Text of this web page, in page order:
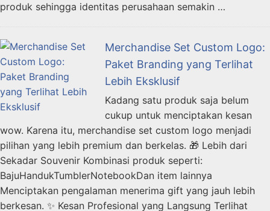
produk sehingga identitas perusahaan semakin …
Merchandise Set Custom Logo:
Paket Branding yang Terlihat
Lebih Eksklusif
Kadang satu produk saja belum
cukup untuk menciptakan kesan
wow. Karena itu, merchandise set custom logo menjadi
pilihan yang lebih premium dan berkelas. 🎁 Lebih dari
Sekadar Souvenir Kombinasi produk seperti:
BajuHandukTumblerNotebookDan item lainnya
Menciptakan pengalaman menerima gift yang jauh lebih
berkesan. ✨ Kesan Profesional yang Langsung Terlihat